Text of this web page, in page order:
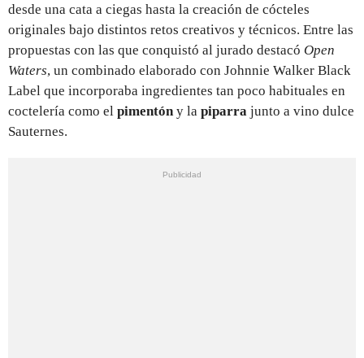
desde una cata a ciegas hasta la creación de cócteles
originales bajo distintos retos creativos y técnicos. Entre las
propuestas con las que conquistó al jurado destacó Open
Waters, un combinado elaborado con Johnnie Walker Black
Label que incorporaba ingredientes tan poco habituales en
coctelería como el pimentóny la piparra junto a vino dulce
Sauternes.